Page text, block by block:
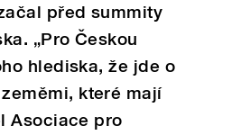
před summity
„Pro Českou
hlediska, že jde o
které mají
Asociace pro